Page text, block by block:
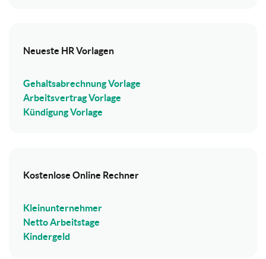
Neueste HR Vorlagen
Gehaltsabrechnung Vorlage
Arbeitsvertrag Vorlage
Kündigung Vorlage
Kostenlose Online Rechner
Kleinunternehmer
Netto Arbeitstage
Kindergeld